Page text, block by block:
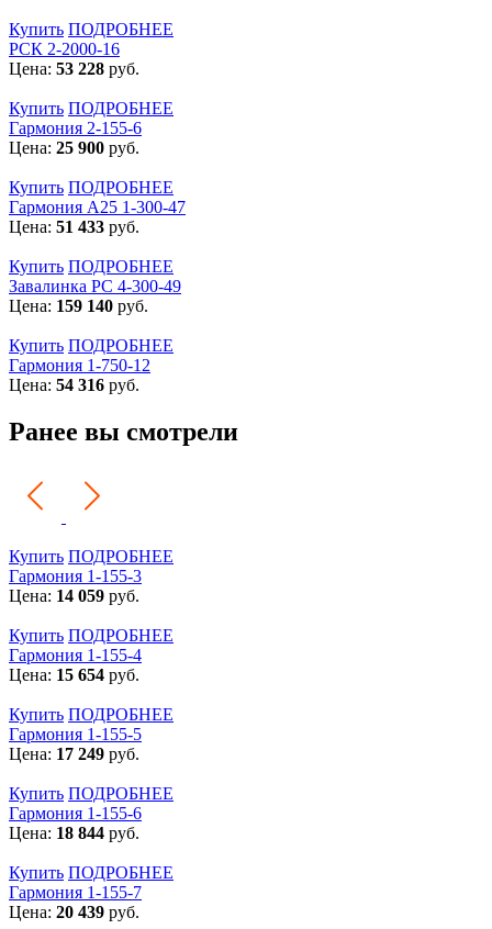
Купить ПОДРОБНЕЕ
РСК 2-2000-16
Цена: 53 228 руб.
Купить ПОДРОБНЕЕ
Гармония 2-155-6
Цена: 25 900 руб.
Купить ПОДРОБНЕЕ
Гармония А25 1-300-47
Цена: 51 433 руб.
Купить ПОДРОБНЕЕ
Завалинка РС 4-300-49
Цена: 159 140 руб.
Купить ПОДРОБНЕЕ
Гармония 1-750-12
Цена: 54 316 руб.
Ранее вы смотрели
Купить ПОДРОБНЕЕ
Гармония 1-155-3
Цена: 14 059 руб.
Купить ПОДРОБНЕЕ
Гармония 1-155-4
Цена: 15 654 руб.
Купить ПОДРОБНЕЕ
Гармония 1-155-5
Цена: 17 249 руб.
Купить ПОДРОБНЕЕ
Гармония 1-155-6
Цена: 18 844 руб.
Купить ПОДРОБНЕЕ
Гармония 1-155-7
Цена: 20 439 руб.